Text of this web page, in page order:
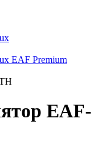
EAF Premium
EAF-